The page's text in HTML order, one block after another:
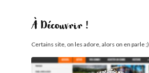
À Découvrir !
Certains site, on les adore, alors on en parle ;)